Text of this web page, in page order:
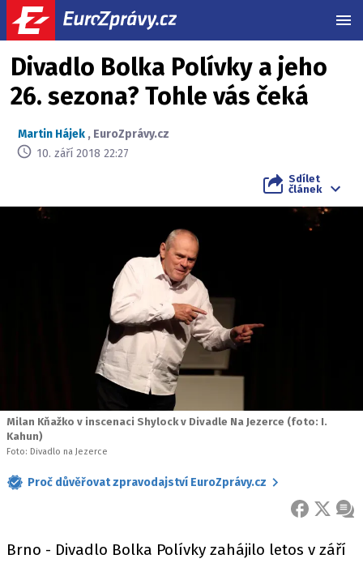
Divadlo Bolka Polívky a jeho
26. sezona? Tohle vás čeká
Martin Hájek , EuroZprávy.cz
10. září 2018 22:27
Sdílet
článek
Milan Kňažko v inscenaci Shylock v Divadle Na Jezerce (foto: I.
Kahun)
Foto: Divadlo na Jezerce
Proč důvěřovat zpravodajství EuroZprávy.cz
FACEBOOK
X
Brno - Divadlo Bolka Polívky zahájilo letos v září